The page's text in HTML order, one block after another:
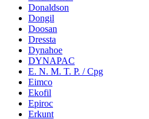
Donaldson
Dongil
Doosan
Dressta
Dynahoe
DYNAPAC
E. N. M. T. P. / Cpg
Eimco
Ekofil
Epiroc
Erkunt